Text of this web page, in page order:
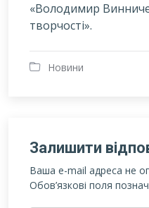
«Володимир
творчості».
Новини
Залишити
Ваша e-mail адреса не
Обов’язкові поля